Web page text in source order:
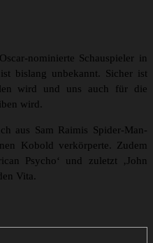
nominierte Schauspieler in
bislang unbekannt. Sicher ist
wird und uns auch für die
wird.
aus Sam Raimis Spider-Man-
Kobold verkörperte. Zudem
Psycho‘ und zuletzt ‚John
Vita.